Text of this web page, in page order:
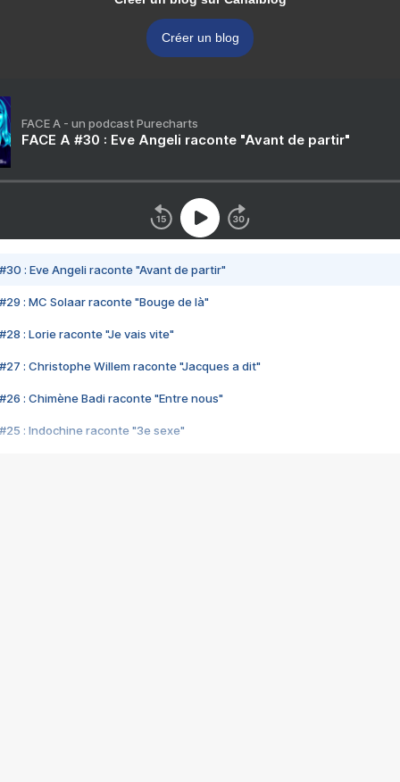
Créer un blog
FACE A - un podcast Purecharts
FACE A #30 : Eve Angeli raconte "Avant de partir"
#30 : Eve Angeli raconte "Avant de partir"
#29 : MC Solaar raconte "Bouge de là"
#28 : Lorie raconte "Je vais vite"
#27 : Christophe Willem raconte "Jacques a dit"
#26 : Chimène Badi raconte "Entre nous"
#25 : Indochine raconte "3e sexe"